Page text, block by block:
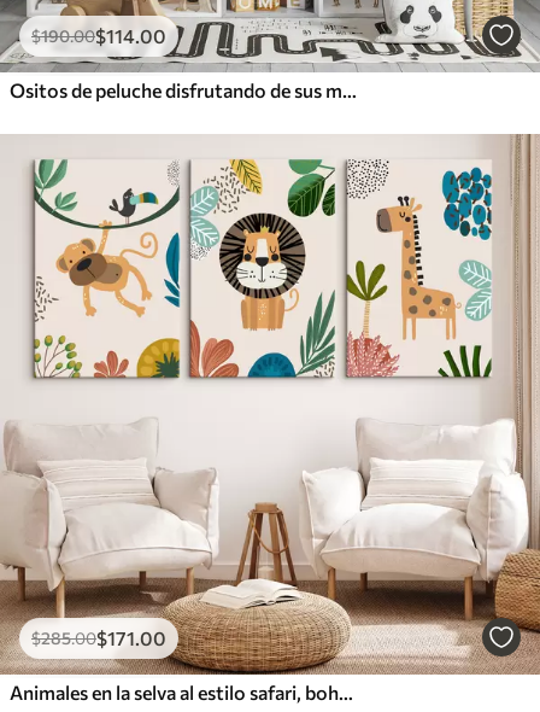
$190.00$114.00
Ositos de peluche disfrutando de sus momentos de ensueño
$285.00$171.00
Animales en la selva al estilo safari, boho: mono, león, jirafa